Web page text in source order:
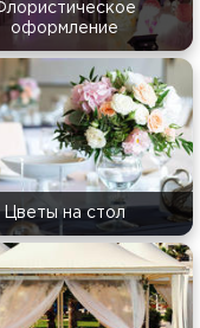
оформление
Цветы на стол